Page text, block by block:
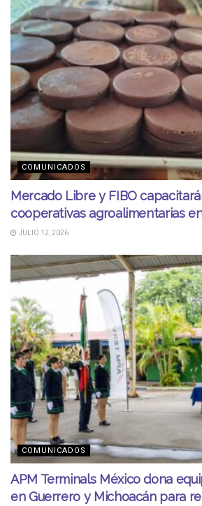
COMUNICADOS
Mercado Libre y FIBO
cooperativas agroalimentarias
JULIO 12, 2026
COMUNICADOS
APM Terminals México dona
en Guerrero y Michoacán para